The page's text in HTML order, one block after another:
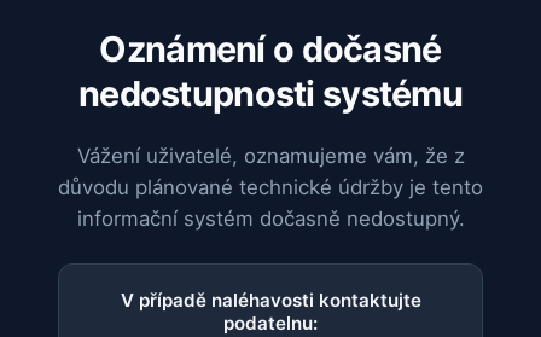
Oznámení o dočasné
nedostupnosti systému
Vážení uživatelé, oznamujeme vám, že z
důvodu plánované technické údržby je tento
informační systém dočasně nedostupný.
V případě naléhavosti kontaktujte
podatelnu: